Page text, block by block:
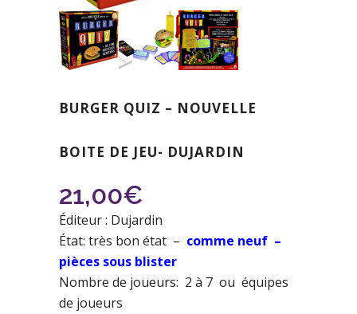
BURGER QUIZ – NOUVELLE
BOITE DE JEU- DUJARDIN
21,00€
Éditeur : Dujardin
État: très bon état – comme neuf –
pièces sous blister
Nombre de joueurs: 2 à 7 ou équipes
de joueurs